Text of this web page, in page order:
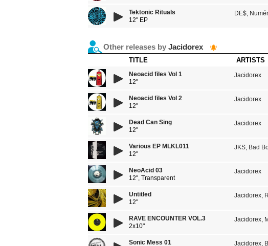
Tektonic Rituals
12" EP
DE$,
Other releases by Jacidorex
TITLE ARTISTS
Neoacid files Vol 1
12"
Jacidorex
Neoacid files Vol 2
12"
Jacidorex
Dead Can Sing
12"
Jacidorex
Various EP MLKL011
12"
JKS, Bad
NeoAcid 03
12'', Transparent
Jacidorex
Untitled
12"
Jacidorex,
RAVE ENCOUNTER VOL.3
2x10"
Jacidorex,
Sonic Mess 01
Jacidorex,